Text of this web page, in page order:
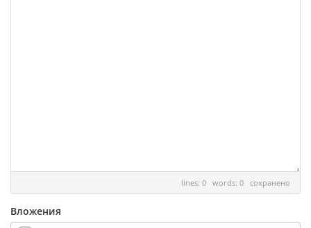
lines: 0 words: 0 сохранено
Вложения